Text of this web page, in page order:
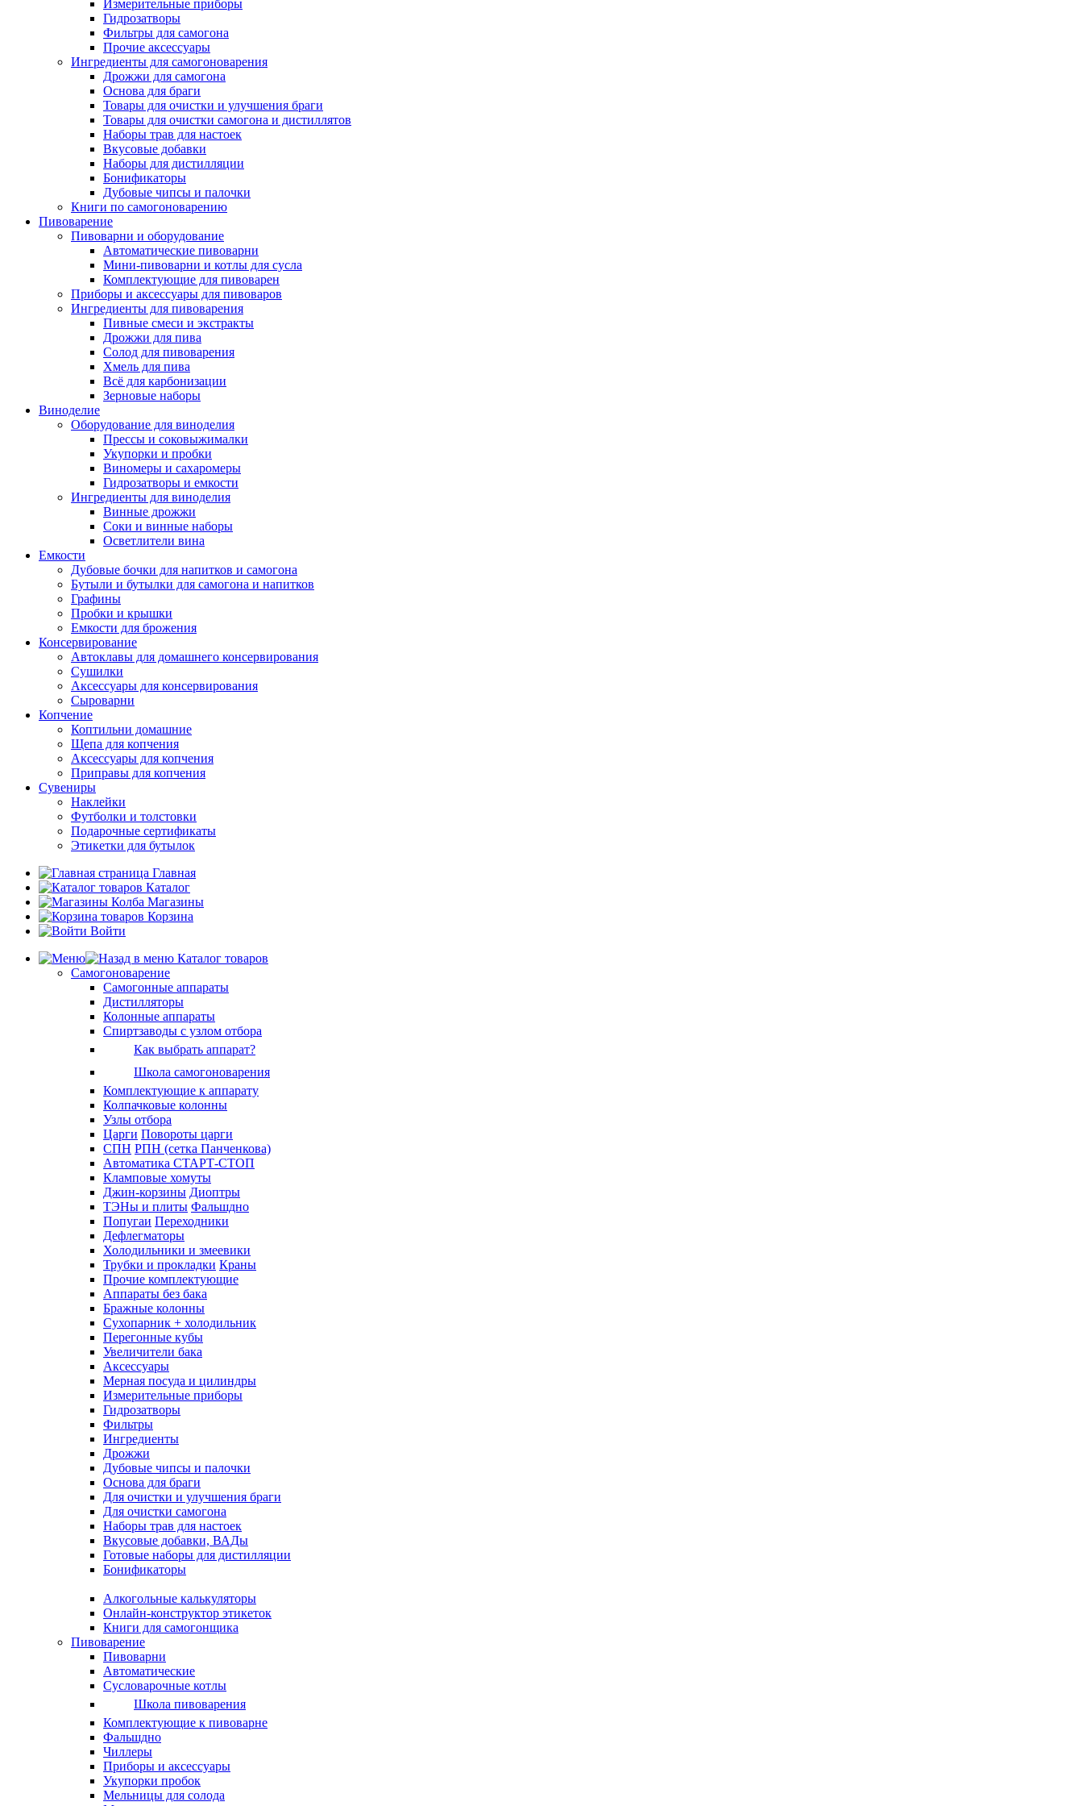
Измерительные приборы
Гидрозатворы
Фильтры для самогона
Прочие аксессуары
Ингредиенты для самогоноварения
Дрожжи для самогона
Основа для браги
Товары для очистки и улучшения браги
Товары для очистки самогона и дистиллятов
Наборы трав для настоек
Вкусовые добавки
Наборы для дистилляции
Бонификаторы
Дубовые чипсы и палочки
Книги по самогоноварению
Пивоварение
Пивоварни и оборудование
Автоматические пивоварни
Мини-пивоварни и котлы для сусла
Комплектующие для пивоварен
Приборы и аксессуары для пивоваров
Ингредиенты для пивоварения
Пивные смеси и экстракты
Дрожжи для пива
Солод для пивоварения
Хмель для пива
Всё для карбонизации
Зерновые наборы
Виноделие
Оборудование для виноделия
Прессы и соковыжималки
Укупорки и пробки
Виномеры и сахаромеры
Гидрозатворы и емкости
Ингредиенты для виноделия
Винные дрожжи
Соки и винные наборы
Осветлители вина
Емкости
Дубовые бочки для напитков и самогона
Бутыли и бутылки для самогона и напитков
Графины
Пробки и крышки
Емкости для брожения
Консервирование
Автоклавы для домашнего консервирования
Сушилки
Аксессуары для консервирования
Сыроварни
Копчение
Коптильни домашние
Щепа для копчения
Аксессуары для копчения
Приправы для копчения
Сувениры
Наклейки
Футболки и толстовки
Подарочные сертификаты
Этикетки для бутылок
Главная
Каталог
Магазины
Корзина
Войти
Каталог товаров
Самогоноварение
Самогонные аппараты
Дистилляторы
Колонные аппараты
Спиртзаводы с узлом отбора
Как выбрать аппарат?
Школа самогоноварения
Комплектующие к аппарату
Колпачковые колонны
Узлы отбора
Царги Повороты царги
СПН РПН (сетка Панченкова)
Автоматика СТАРТ-СТОП
Кламповые хомуты
Джин-корзины Диоптры
ТЭНы и плиты Фальшдно
Попугаи Переходники
Дефлегматоры
Холодильники и змеевики
Трубки и прокладки Краны
Прочие комплектующие
Аппараты без бака
Бражные колонны
Сухопарник + холодильник
Перегонные кубы
Увеличители бака
Аксессуары
Мерная посуда и цилиндры
Измерительные приборы
Гидрозатворы
Фильтры
Ингредиенты
Дрожжи
Дубовые чипсы и палочки
Основа для браги
Для очистки и улучшения браги
Для очистки самогона
Наборы трав для настоек
Вкусовые добавки, ВАДы
Готовые наборы для дистилляции
Бонификаторы
Алкогольные калькуляторы
Онлайн-конструктор этикеток
Книги для самогонщика
Пивоварение
Пивоварни
Автоматические
Сусловарочные котлы
Школа пивоварения
Комплектующие к пивоварне
Фальшдно
Чиллеры
Приборы и аксессуары
Укупорки пробок
Мельницы для солода